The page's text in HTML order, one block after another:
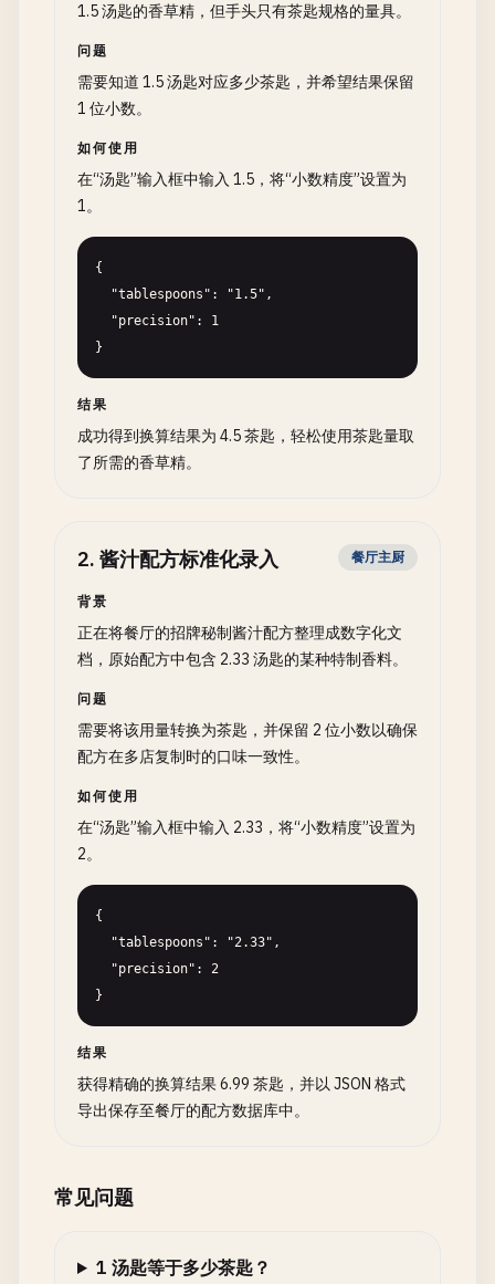
1.5 汤匙的香草精，但手头只有茶匙规格的量具。
问题
需要知道 1.5 汤匙对应多少茶匙，并希望结果保留
1 位小数。
如何使用
在“汤匙”输入框中输入 1.5，将“小数精度”设置为
1。
{
}
结果
成功得到换算结果为 4.5 茶匙，轻松使用茶匙量取
了所需的香草精。
2. 酱汁配方标准化录入 餐厅主厨
背景
正在将餐厅的招牌秘制酱汁配方整理成数字化文
档，原始配方中包含 2.33 汤匙的某种特制香料。
问题
需要将该用量转换为茶匙，并保留 2 位小数以确保
配方在多店复制时的口味一致性。
如何使用
在“汤匙”输入框中输入 2.33，将“小数精度”设置为
2。
{
}
结果
获得精确的换算结果 6.99 茶匙，并以 JSON 格式
导出保存至餐厅的配方数据库中。
常见问题
1 汤匙等于多少茶匙？